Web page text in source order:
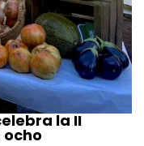
la II
ocho